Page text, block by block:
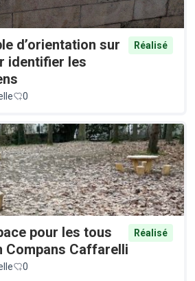
d’orientation sur
identifier les
Réalisé
0
pour les tous
Compans Caffarelli
Réalisé
0